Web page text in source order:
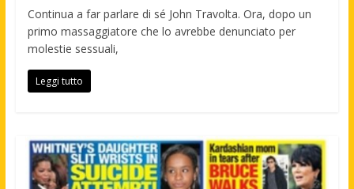
Continua a far parlare di sé John Travolta. Ora, dopo un
primo massaggiatore che lo avrebbe denunciato per
molestie sessuali,
Leggi tutto